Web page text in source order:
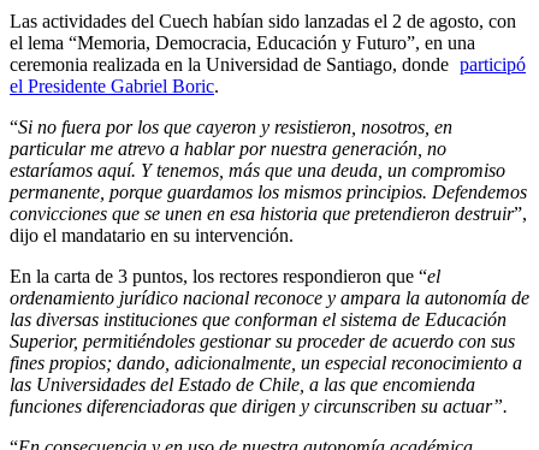
Las actividades del Cuech habían sido lanzadas el 2 de agosto, con
el lema “Memoria, Democracia, Educación y Futuro”, en una
ceremonia realizada en la Universidad de Santiago, donde participó
el Presidente Gabriel Boric.
“Si no fuera por los que cayeron y resistieron, nosotros, en
particular me atrevo a hablar por nuestra generación, no
estaríamos aquí. Y tenemos, más que una deuda, un compromiso
permanente, porque guardamos los mismos principios. Defendemos
convicciones que se unen en esa historia que pretendieron destruir”,
dijo el mandatario en su intervención.
En la carta de 3 puntos, los rectores respondieron que “el
ordenamiento jurídico nacional reconoce y ampara la autonomía de
las diversas instituciones que conforman el sistema de Educación
Superior, permitiéndoles gestionar su proceder de acuerdo con sus
fines propios; dando, adicionalmente, un especial reconocimiento a
las Universidades del Estado de Chile, a las que encomienda
funciones diferenciadoras que dirigen y circunscriben su actuar”.